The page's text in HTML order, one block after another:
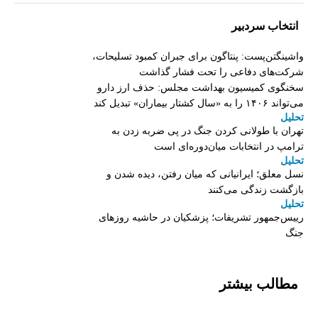
انتخاب سردبیر
واشینگتن‌پست: پنتاگون برای جبران کمبود تسلیحات،
شرکت‌های دفاعی را تحت فشار گذاشت
سخنگوی کمیسیون بهداشت مجلس: حذف ارز دارو
می‌تواند ۱۴۰۶ را به «سال کشتار بیماران» تبدیل کند
تحلیل
تهران با طولانی کردن جنگ در پی ضربه زدن به
ترامپ در انتخابات میان‌دوره‌ای است
تحلیل
نسل معلق؛ ایرانیانی که میان رفتن، دیده شدن و
بازگشت زندگی می‌کنند
تحلیل
رییس‌جمهور تشریفات؛ پزشکیان در حاشیه روزهای
جنگ
مطالب بیشتر